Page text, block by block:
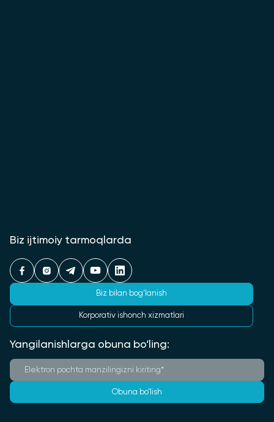
Biz ijtimoiy tarmoqlarda
Biz bilan bog‘lanish
Korporativ ishonch xizmatlari
Yangilanishlarga obuna bo‘ling:
Obuna bo‘lish